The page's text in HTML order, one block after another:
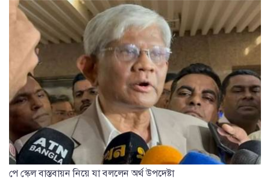
পে স্কেল বাস্তবায়ন নিয়ে যা বললেন অর্থ উপদেষ্টা